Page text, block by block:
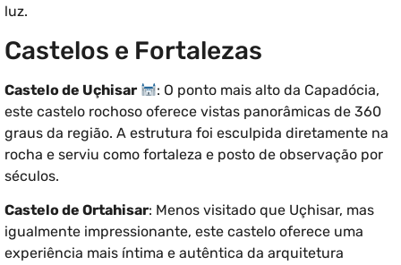
luz.
Castelos e Fortalezas
Castelo de Uçhisar
: O ponto mais alto da Capadócia,
este castelo rochoso oferece vistas panorâmicas de 360
graus da região. A estrutura foi esculpida diretamente na
rocha e serviu como fortaleza e posto de observação por
séculos.
Castelo de Ortahisar: Menos visitado que Uçhisar, mas
igualmente impressionante, este castelo oferece uma
experiência mais íntima e autêntica da arquitetura